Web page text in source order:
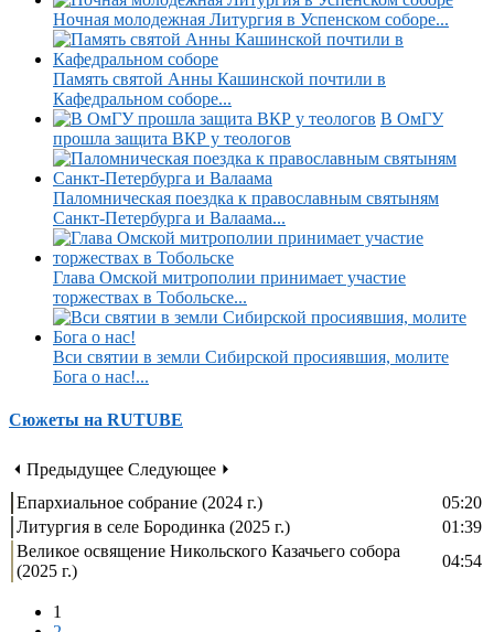
Ночная молодежная Литургия в Успенском соборе...
Память святой Анны Кашинской почтили в
Кафедральном соборе...
В ОмГУ
прошла защита ВКР у теологов
Паломническая поездка к православным святыням
Санкт-Петербурга и Валаама...
Глава Омской митрополии принимает участие
торжествах в Тобольске...
Вси святии в земли Сибирской просиявшия, молите
Бога о нас!...
Сюжеты на RUTUBE
⏴ Предыдущее Следующее ⏵
Епархиальное собрание (2024 г.)
05:20
Литургия в селе Бородинка (2025 г.)
01:39
Великое освящение Никольского Казачьего собора
(2025 г.)
04:54
1